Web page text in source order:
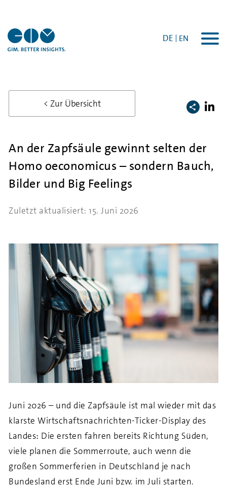
DE EN
< Zur Übersicht
An der Zapfsäule gewinnt selten der
Homo oeconomicus – sondern Bauch,
Bilder und Big Feelings
Zuletzt aktualisiert: 15. Juni 2026
Juni 2026 – und die Zapfsäule ist mal wieder mit das
klarste Wirtschaftsnachrichten-Ticker-Display des
Landes: Die ersten fahren bereits Richtung Süden,
viele planen die Sommerroute, auch wenn die
großen Sommerferien in Deutschland je nach
Bundesland erst Ende Juni bzw. im Juli starten.